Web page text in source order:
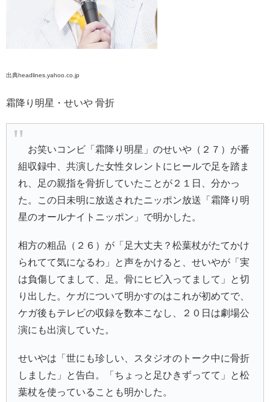
出典headlines.yahoo.co.jp
霜降り明星・せいや 骨折
お笑いコンビ「霜降り明星」のせいや（２７）が番
組収録中、共演した女性タレントにヒールで足を踏ま
れ、足の親指を骨折していたことが２１日、分かっ
た。この日未明に放送されたニッポン放送「霜降り明
星のオールナイトニッポン」で明かした。
相方の粗品（２６）が「足大丈夫？松葉杖がたてかけ
られてて気になるわ」と声をかけると、せいやが「実
は負傷してまして、足。骨にヒビ入ってまして」と切
り出した。ケガについて明かすのはこれが初めてで、
ケガ後もテレビの収録を数本こなし、２０日は劇場公
演にも出演していた。
せいやは「世にも珍しい、スタジオのトーク中に骨折
しました」と告白。「ちょっと足ひきずってて」と松
葉杖を使っていることも明かした。